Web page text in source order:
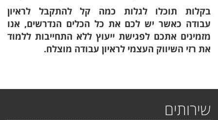
בקלות תוכלו לגלות כמה קל להתקבל לראיון
עבודה כאשר יש לכם את כל הכלים הנדרשים, אנו
מזמינים אתכם לפגישת ייעוץ ללא התחייבות ללמוד
את רזי השיווק העצמי לראיון עבודה מוצלח.
שירותים